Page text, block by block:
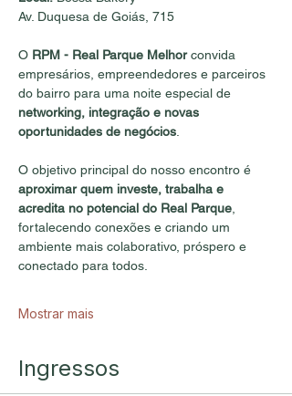
Av. Duquesa de Goiás, 715
O RPM - Real Parque Melhor convida
empresários, empreendedores e parceiros
do bairro para uma noite especial de
networking, integração e novas
oportunidades de negócios
O objetivo principal do nosso encontro é
aproximar quem investe, trabalha e
acredita no potencial do Real Parque
fortalecendo conexões e criando um
ambiente mais colaborativo, próspero e
conectado para todos.
Mostrar mais
Ingressos